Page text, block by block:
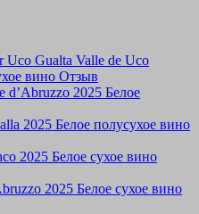
Uco Gualta Valle de Uco
вино Отзыв
d’Abruzzo 2025 Белое
2025 Белое полусухое вино
2025 Белое сухое вино
2025 Белое сухое вино